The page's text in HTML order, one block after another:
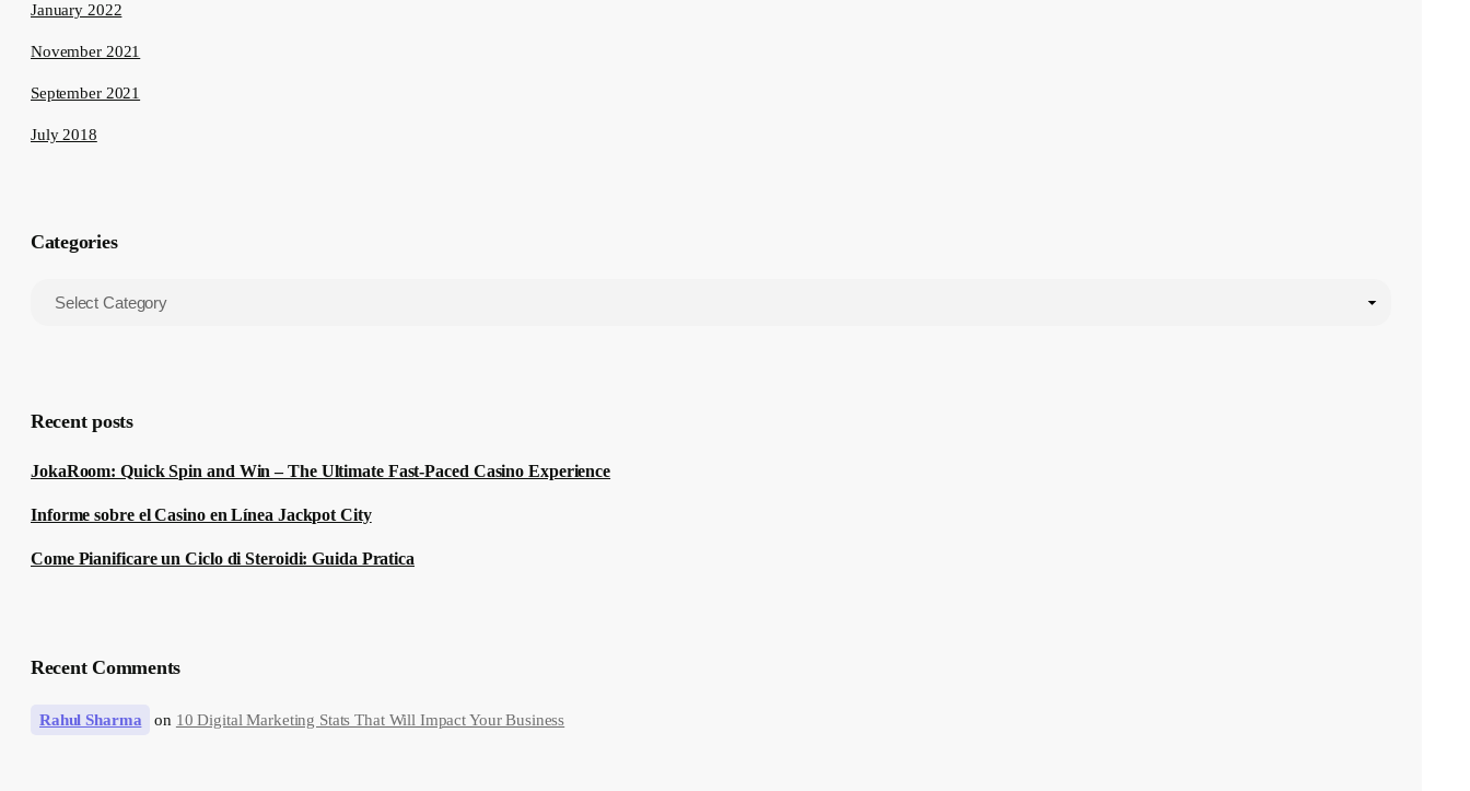
January 2022
November 2021
September 2021
July 2018
Categories
Recent posts
JokaRoom: Quick Spin and Win – The Ultimate Fast‑Paced Casino Experience
Informe sobre el Casino en Línea Jackpot City
Come Pianificare un Ciclo di Steroidi: Guida Pratica
Recent Comments
Rahul Sharma on 10 Digital Marketing Stats That Will Impact Your Business